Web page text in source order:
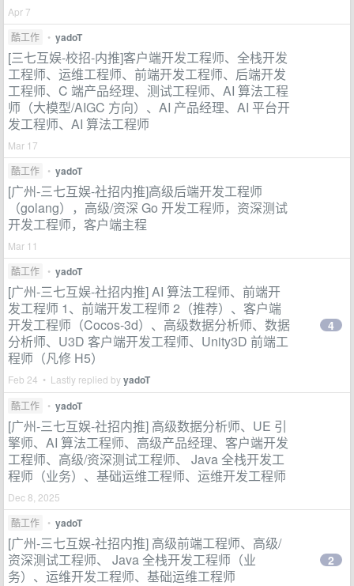
Apr 7
酷工作
• yadoT
[三七互娱-校招-内推]客户端开发工程师、全栈开发
工程师、运维工程师、前端开发工程师、后端开发
工程师、C 端产品经理、测试工程师、AI 算法工程
师（大模型/AIGC 方向）、AI 产品经理、AI 平台开
发工程师、AI 算法工程师
Mar 17
酷工作
• yadoT
[广州-三七互娱-社招内推]高级后端开发工程师
（golang），高级/资深 Go 开发工程师，资深测试
开发工程师，客户端主程
Mar 11
酷工作
• yadoT
[广州-三七互娱-社招内推] AI 算法工程师、前端开
发工程师 1、前端开发工程师 2（推荐）、客户端
开发工程师（Cocos-3d）、高级数据分析师、数据
分析师、U3D 客户端开发工程师、Unity3D 前端工
程师（凡修 H5）
Feb 24 • Lastly replied byyadoT
4
酷工作 • yadoT
[广州-三七互娱-社招内推] 高级数据分析师、UE 引
擎师、AI 算法工程师、高级产品经理、客户端开发
工程师、高级/资深测试工程师、 Java 全栈开发工
程师（业务）、基础运维工程师、运维开发工程师
Dec 8, 2025
酷工作
• yadoT
[广州-三七互娱-社招内推] 高级前端工程师、高级/
资深测试工程师、 Java 全栈开发工程师（业
务）、运维开发工程师、基础运维工程师
2